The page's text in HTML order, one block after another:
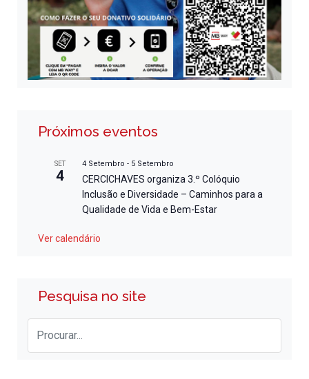
Próximos eventos
SET
4
4 Setembro - 5 Setembro
CERCICHAVES organiza 3.º Colóquio
Inclusão e Diversidade – Caminhos para a
Qualidade de Vida e Bem-Estar
Ver calendário
Pesquisa no site